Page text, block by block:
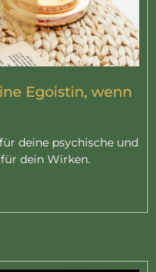
Egoistin, wenn
deine psychische und
dein Wirken.